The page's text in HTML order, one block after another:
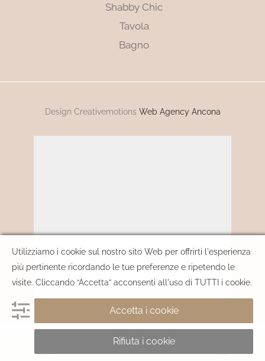
AGGIUNGI AL CARRELLO
Shabby Chic
Tavola
Bagno
Design Creativemotions Web Agency Ancona
Utilizziamo i cookie sul nostro sito Web per offrirti l'esperienza
più pertinente ricordando le tue preferenze e ripetendo le
visite. Cliccando “Accetta” acconsenti all'uso di TUTTI i cookie.
Accetta i cookie
Rifiuta i cookie